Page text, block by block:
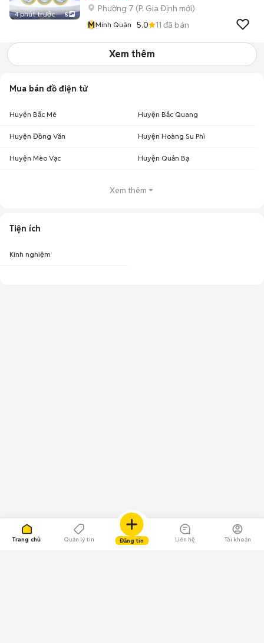
Trang chủ Quản lý tin Đăng tin Liên hệ Tài khoản
4 phút trước 5
Phường 7 (P. Gia Định mới)
MMinh Quân 5.0 11 đã bán
Xem thêm
Mua bán đồ điện tử
Huyện Bắc Mê Huyện Bắc Quang
Huyện Đồng Văn Huyện Hoàng Su Phì
Huyện Mèo Vạc Huyện Quản Bạ
Xem thêm
Tiện ích
Kinh nghiệm